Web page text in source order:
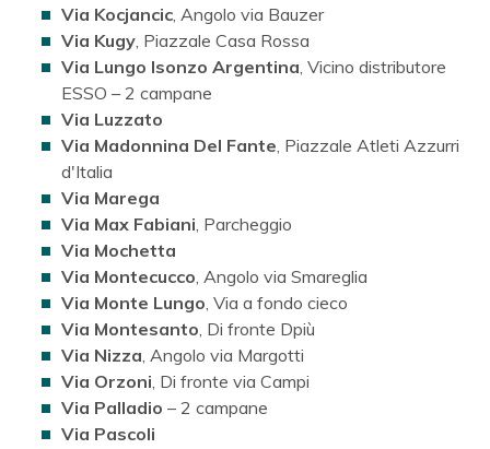
Via Kocjancic , Angolo via Bauzer
Via Kugy , Piazzale Casa Rossa
Via Lungo Isonzo Argentina , Vicino distributore
ESSO – 2 campane
Via Luzzato
Via Madonnina Del Fante , Piazzale Atleti Azzurri
d'Italia
Via Marega
Via Max Fabiani , Parcheggio
Via Mochetta
Via Montecucco , Angolo via Smareglia
Via Monte Lungo , Via a fondo cieco
Via Montesanto , Di fronte Dpiù
Via Nizza , Angolo via Margotti
Via Orzoni , Di fronte via Campi
Via Palladio – 2 campane
Via Pascoli